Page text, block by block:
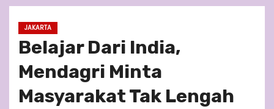
JAKARTA
Belajar Dari India,
Mendagri Minta
Masyarakat Tak Lengah